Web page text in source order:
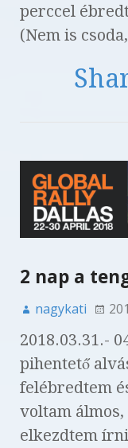
perccel
(Nem is
2 nap a
nagykati
2018.03.31.-
pihentető
felébredtem
voltam
elkezdtem